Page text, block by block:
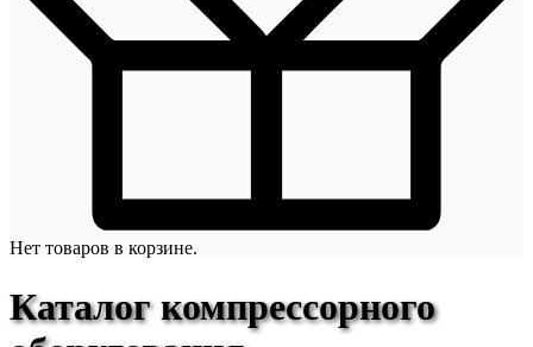
Нет товаров в корзине.
Каталог компрессорного